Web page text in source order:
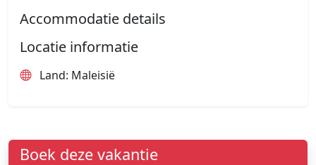
Accommodatie details
Locatie informatie
Land: Maleisië
Boek deze vakantie